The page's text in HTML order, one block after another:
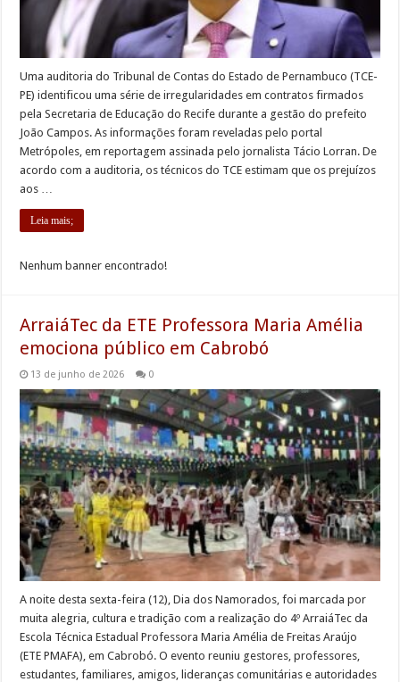
Uma auditoria do Tribunal de Contas do Estado de Pernambuco (TCE-
PE) identificou uma série de irregularidades em contratos firmados
pela Secretaria de Educação do Recife durante a gestão do prefeito
João Campos. As informações foram reveladas pelo portal
Metrópoles, em reportagem assinada pelo jornalista Tácio Lorran. De
acordo com a auditoria, os técnicos do TCE estimam que os prejuízos
aos …
Leia mais;
Nenhum banner encontrado!
ArraiáTec da ETE Professora Maria Amélia
emociona público em Cabrobó
13 de junho de 2026 0
A noite desta sexta-feira (12), Dia dos Namorados, foi marcada por
muita alegria, cultura e tradição com a realização do 4º ArraiáTec da
Escola Técnica Estadual Professora Maria Amélia de Freitas Araújo
(ETE PMAFA), em Cabrobó. O evento reuniu gestores, professores,
estudantes, familiares, amigos, lideranças comunitárias e autoridades